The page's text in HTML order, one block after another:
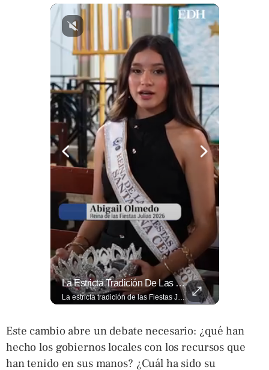
La Estricta Tradición De Las Fiestas Julias En #SantaAna, El Salvador, Obliga A La Reina A No Usar Su Corona Dentro Del Templo.
La estricta tradición de las Fiestas Julias en #SantaAna, El Salvador, obliga a la reina a no usar su corona dentro del templo. Conoce el motivo aquí. 👇 www.eldiariodehoy.com
Este cambio abre un debate necesario: ¿qué han
hecho los gobiernos locales con los recursos que
han tenido en sus manos? ¿Cuál ha sido su